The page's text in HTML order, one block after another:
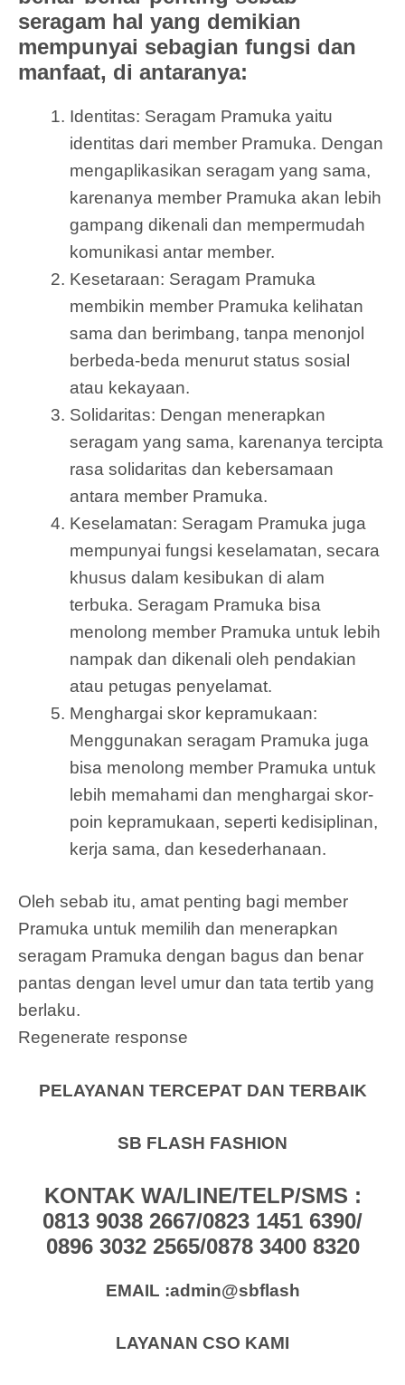
seragam hal yang demikian
mempunyai sebagian fungsi dan
manfaat, di antaranya:
Identitas: Seragam Pramuka yaitu
identitas dari member Pramuka. Dengan
mengaplikasikan seragam yang sama,
karenanya member Pramuka akan lebih
gampang dikenali dan mempermudah
komunikasi antar member.
Kesetaraan: Seragam Pramuka
membikin member Pramuka kelihatan
sama dan berimbang, tanpa menonjol
berbeda-beda menurut status sosial
atau kekayaan.
Solidaritas: Dengan menerapkan
seragam yang sama, karenanya tercipta
rasa solidaritas dan kebersamaan
antara member Pramuka.
Keselamatan: Seragam Pramuka juga
mempunyai fungsi keselamatan, secara
khusus dalam kesibukan di alam
terbuka. Seragam Pramuka bisa
menolong member Pramuka untuk lebih
nampak dan dikenali oleh pendakian
atau petugas penyelamat.
Menghargai skor kepramukaan:
Menggunakan seragam Pramuka juga
bisa menolong member Pramuka untuk
lebih memahami dan menghargai skor-
poin kepramukaan, seperti kedisiplinan,
kerja sama, dan kesederhanaan.
Oleh sebab itu, amat penting bagi member
Pramuka untuk memilih dan menerapkan
seragam Pramuka dengan bagus dan benar
pantas dengan level umur dan tata tertib yang
berlaku.
Regenerate response
PELAYANAN TERCEPAT DAN TERBAIK
SB FLASH FASHION
KONTAK WA/LINE/TELP/SMS :
0813 9038 2667/0823 1451 6390/
0896 3032 2565/0878 3400 8320
EMAIL :admin@sbflash
LAYANAN CSO KAMI